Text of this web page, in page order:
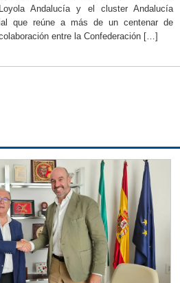
Andalucía y el cluster Andalucía
que reúne a más de un centenar de
entre la Confederación […]